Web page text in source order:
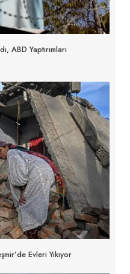
ABD Yaptırımları
Evleri Yıkıyor